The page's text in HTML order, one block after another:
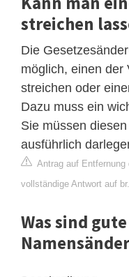
streichen
Die
möglich, einen der
streichen oder
Dazu muss ein
Sie müssen
ausführlich
Antrag auf Entfernung
vollständige Antwort auf
Was sind